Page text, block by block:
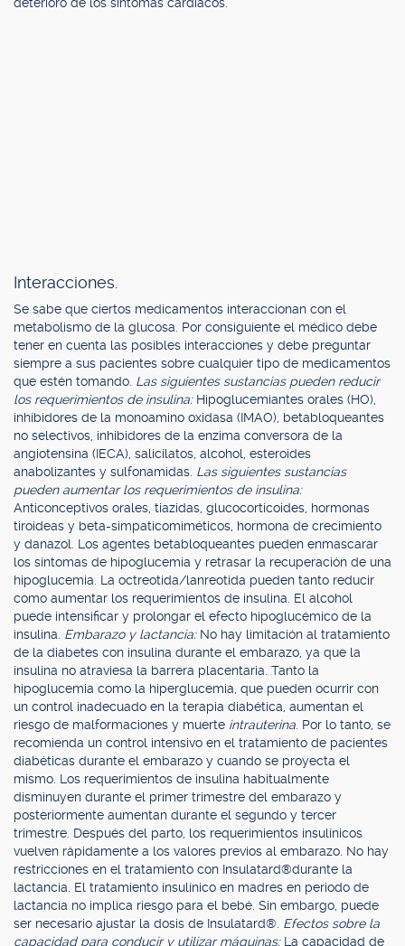
Interacciones.
Se sabe que ciertos medicamentos interaccionan con el
metabolismo de la glucosa. Por consiguiente el médico debe
tener en cuenta las posibles interacciones y debe preguntar
siempre a sus pacientes sobre cualquier tipo de medicamentos
que estén tomando. Las siguientes sustancias pueden reducir
los requerimientos de insulina: Hipoglucemiantes orales (HO),
inhibidores de la monoamino oxidasa (IMAO), betabloqueantes
no selectivos, inhibidores de la enzima conversora de la
angiotensina (IECA), salicilatos, alcohol, esteroides
anabolizantes y sulfonamidas. Las siguientes sustancias
pueden aumentar los requerimientos de insulina:
Anticonceptivos orales, tiazidas, glucocorticoides, hormonas
tiroideas y beta-simpaticomiméticos, hormona de crecimiento
y danazol. Los agentes betabloqueantes pueden enmascarar
los síntomas de hipoglucemia y retrasar la recuperación de una
hipoglucemia. La octreotida/lanreotida pueden tanto reducir
como aumentar los requerimientos de insulina. El alcohol
puede intensificar y prolongar el efecto hipoglucémico de la
insulina. Embarazo y lactancia: No hay limitación al tratamiento
de la diabetes con insulina durante el embarazo, ya que la
insulina no atraviesa la barrera placentaria. Tanto la
hipoglucemia como la hiperglucemia, que pueden ocurrir con
un control inadecuado en la terapia diabética, aumentan el
riesgo de malformaciones y muerte intrauterina . Por lo tanto, se
recomienda un control intensivo en el tratamiento de pacientes
diabéticas durante el embarazo y cuando se proyecta el
mismo. Los requerimientos de insulina habitualmente
disminuyen durante el primer trimestre del embarazo y
posteriormente aumentan durante el segundo y tercer
trimestre. Después del parto, los requerimientos insulínicos
vuelven rápidamente a los valores previos al embarazo. No hay
restricciones en el tratamiento con Insulatard®durante la
lactancia. El tratamiento insulínico en madres en periodo de
lactancia no implica riesgo para el bebé. Sin embargo, puede
ser necesario ajustar la dosis de Insulatard®. Efectos sobre la
capacidad para conducir y utilizar máquinas: La capacidad de